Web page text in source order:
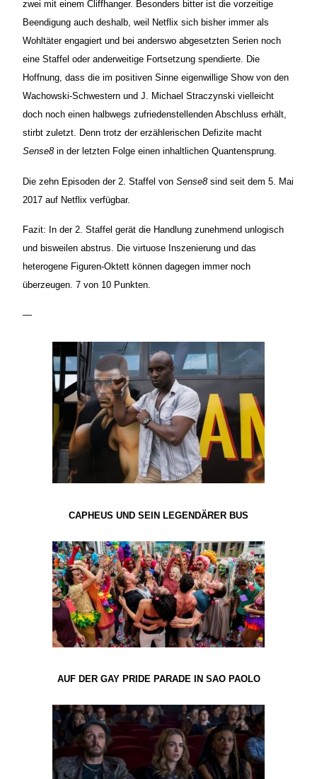
zwei mit einem Cliffhanger. Besonders bitter ist die vorzeitige
Beendigung auch deshalb, weil Netflix sich bisher immer als
Wohltäter engagiert und bei anderswo abgesetzten Serien noch
eine Staffel oder anderweitige Fortsetzung spendierte. Die
Hoffnung, dass die im positiven Sinne eigenwillige Show von den
Wachowski-Schwestern und J. Michael Straczynski vielleicht
doch noch einen halbwegs zufriedenstellenden Abschluss erhält,
stirbt zuletzt. Denn trotz der erzählerischen Defizite macht
Sense8in der letzten Folge einen inhaltlichen Quantensprung.
Die zehn Episoden der 2. Staffel von Sense8sind seit dem 5. Mai
2017 auf Netflix verfügbar.
Fazit: In der 2. Staffel gerät die Handlung zunehmend unlogisch
und bisweilen abstrus. Die virtuose Inszenierung und das
heterogene Figuren-Oktett können dagegen immer noch
überzeugen. 7 von 10 Punkten.
—
CAPHEUS UND SEIN LEGENDÄRER BUS
AUF DER GAY PRIDE PARADE IN SAO PAOLO